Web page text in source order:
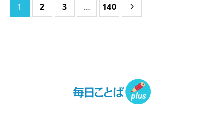
1 2 3 … 140 